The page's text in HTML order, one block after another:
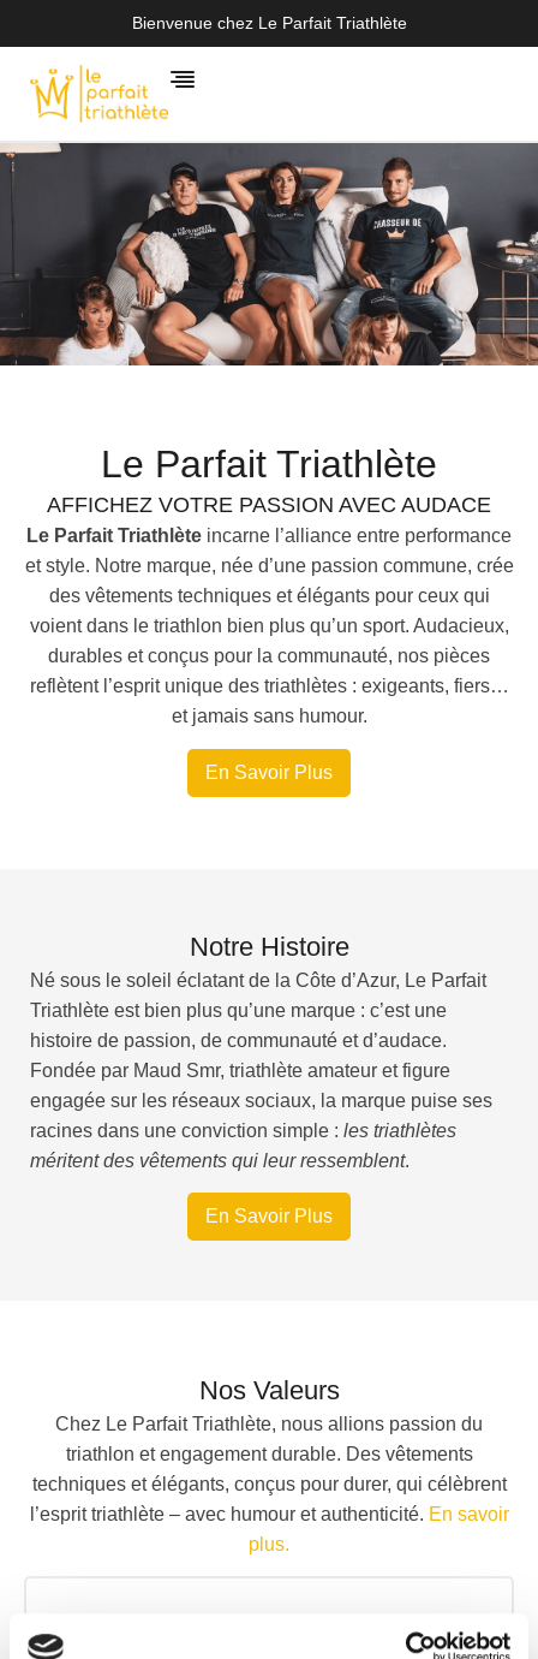
Bienvenue chez Le Parfait Triathlète
Le Parfait Triathlète
AFFICHEZ VOTRE PASSION AVEC AUDACE
Le Parfait Triathlète incarne l’alliance entre performance
et style. Notre marque, née d’une passion commune, crée
des vêtements techniques et élégants pour ceux qui
voient dans le triathlon bien plus qu’un sport. Audacieux,
durables et conçus pour la communauté, nos pièces
reflètent l’esprit unique des triathlètes : exigeants, fiers…
et jamais sans humour.
En Savoir Plus
Notre Histoire
Né sous le soleil éclatant de la Côte d’Azur, Le Parfait
Triathlète est bien plus qu’une marque : c’est une
histoire de passion, de communauté et d’audace.
Fondée par Maud Smr, triathlète amateur et figure
engagée sur les réseaux sociaux, la marque puise ses
racines dans une conviction simple : les triathlètes
méritent des vêtements qui leur ressemblent.
En Savoir Plus
Nos Valeurs
Chez Le Parfait Triathlète, nous allions passion du
triathlon et engagement durable. Des vêtements
techniques et élégants, conçus pour durer, qui célèbrent
l’esprit triathlète – avec humour et authenticité. En savoir
plus.